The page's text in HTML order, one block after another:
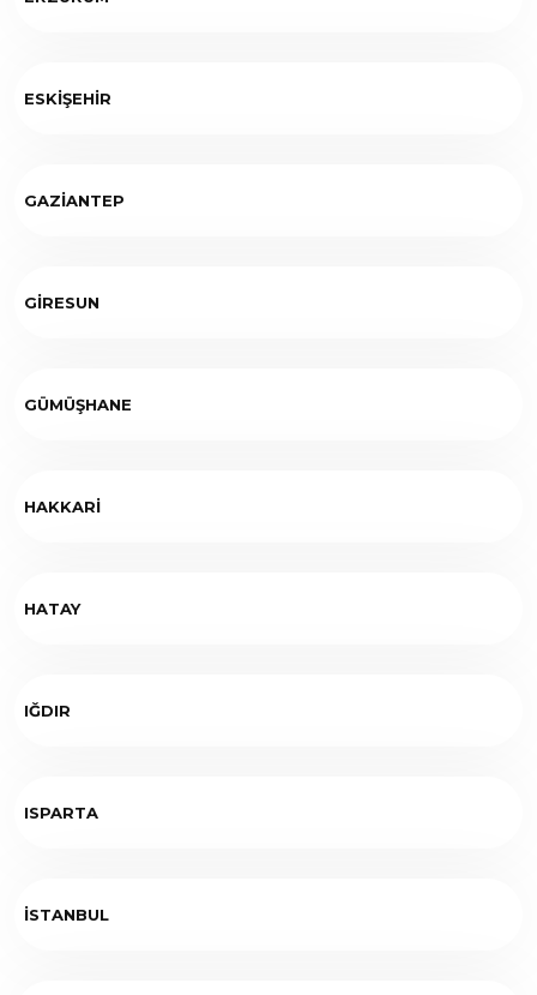
ESKİŞEHİR
GAZİANTEP
GİRESUN
GÜMÜŞHANE
HAKKARİ
HATAY
IĞDIR
ISPARTA
İSTANBUL